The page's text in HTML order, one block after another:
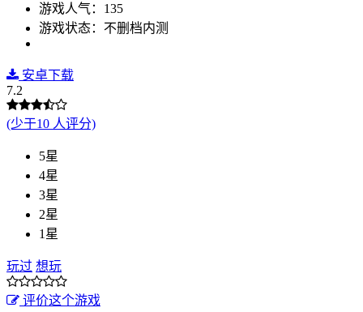
游戏人气：135
游戏状态：不删档内测
安卓下载
7.2
(少于10 人评分)
5星
4星
3星
2星
1星
玩过 想玩
评价这个游戏